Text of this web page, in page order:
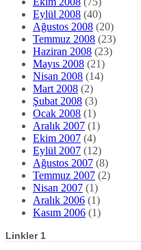
Eylül 2008 (40)
Ağustos 2008 (20)
Temmuz 2008 (23)
Haziran 2008 (23)
Mayıs 2008 (21)
Nisan 2008 (14)
Mart 2008 (2)
Şubat 2008 (3)
Ocak 2008 (1)
Aralık 2007 (1)
Ekim 2007 (4)
Eylül 2007 (12)
Ağustos 2007 (8)
Temmuz 2007 (2)
Nisan 2007 (1)
Aralık 2006 (1)
Kasım 2006 (1)
Linkler 1